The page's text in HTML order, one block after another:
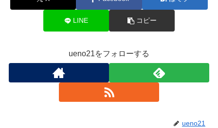
LINE コピー
ueno21をフォローする
ueno21